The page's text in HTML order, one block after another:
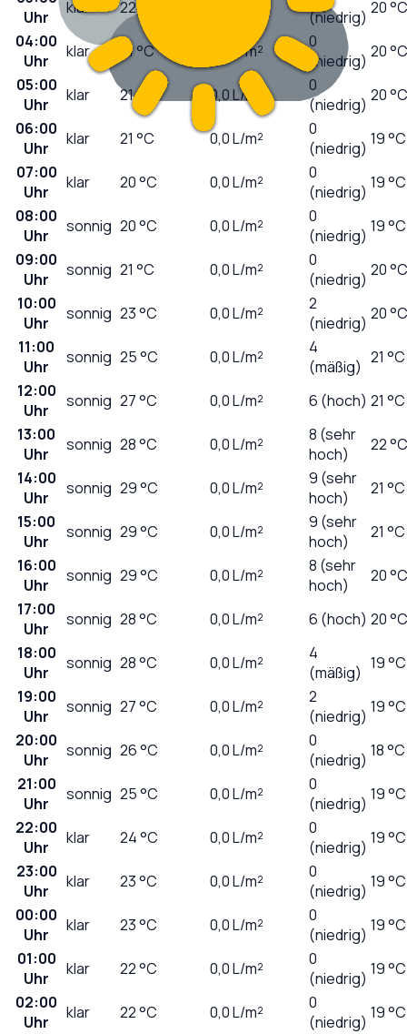
Uhr
klar 22°C
(niedrig) 20 °C
04:00
Uhr
klar 21°C L/m²
0
(niedrig) 20 °C
05:00
Uhr
klar 21°C 0,0L/m²
0
(niedrig) 20 °C
06:00
Uhr
klar 21 °C 0,0L/m²
0
(niedrig) 19 °C
07:00
Uhr
klar 20°C 0,0L/m²
0
(niedrig) 19 °C
08:00
Uhr
sonnig 20°C 0,0L/m²
0
(niedrig) 19 °C
09:00
Uhr
sonnig 21 °C 0,0L/m²
0
(niedrig) 20 °C
10:00
Uhr
sonnig 23°C 0,0L/m²
2
(niedrig) 20 °C
11:00
Uhr
sonnig 25°C 0,0L/m²
4
(mäßig) 21 °C
12:00
Uhr
sonnig 27°C 0,0L/m² 6 (hoch) 21 °C
13:00
Uhr
sonnig 28°C 0,0L/m²
8 (sehr
hoch)
22 °C
14:00
Uhr
sonnig 29°C 0,0L/m²
9 (sehr
hoch)
21 °C
15:00
Uhr
sonnig 29°C 0,0L/m²
9 (sehr
hoch)
21 °C
16:00
Uhr
sonnig 29°C 0,0L/m²
8 (sehr
hoch)
20 °C
17:00
Uhr
sonnig 28°C 0,0L/m² 6 (hoch) 20 °C
18:00
Uhr
sonnig 28°C 0,0L/m²
4
(mäßig) 19 °C
19:00
Uhr
sonnig 27°C 0,0L/m²
2
(niedrig) 19 °C
20:00
Uhr
sonnig 26°C 0,0L/m²
0
(niedrig) 18 °C
21:00
Uhr
sonnig 25°C 0,0L/m²
0
(niedrig) 19 °C
22:00
Uhr
klar 24°C 0,0L/m²
0
(niedrig) 19 °C
23:00
Uhr
klar 23°C 0,0L/m²
0
(niedrig) 19 °C
00:00
Uhr
klar 23°C 0,0L/m²
0
(niedrig) 19 °C
01:00
Uhr
klar 22°C 0,0L/m²
0
(niedrig) 19 °C
02:00
Uhr
klar 22°C 0,0L/m²
0
(niedrig) 19 °C